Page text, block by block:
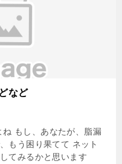
など
もし、あなたが、脂漏
もう困り果てて ネット
てみるかと思います